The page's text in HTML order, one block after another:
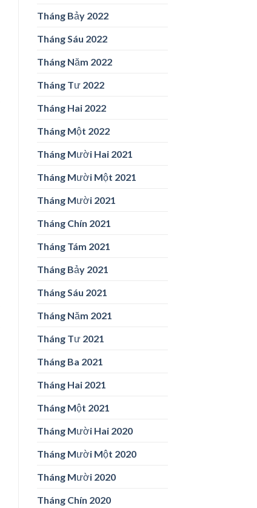
Tháng Bảy 2022
Tháng Sáu 2022
Tháng Năm 2022
Tháng Tư 2022
Tháng Hai 2022
Tháng Một 2022
Tháng Mười Hai 2021
Tháng Mười Một 2021
Tháng Mười 2021
Tháng Chín 2021
Tháng Tám 2021
Tháng Bảy 2021
Tháng Sáu 2021
Tháng Năm 2021
Tháng Tư 2021
Tháng Ba 2021
Tháng Hai 2021
Tháng Một 2021
Tháng Mười Hai 2020
Tháng Mười Một 2020
Tháng Mười 2020
Tháng Chín 2020